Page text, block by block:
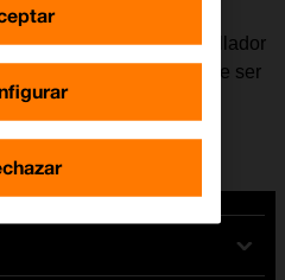
para internet
en cuenta que el desarrollador
la app y por eso puede ser
con el contenido de esta